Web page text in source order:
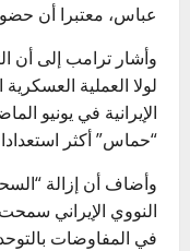
عباس، معتبرا أن
وأشار ترامب إلى أن
لولا العملية
الإيرانية في يونيو
“حماس” أكثر
وأضاف أن إزالة
النووي الإيراني
في المفاوضات